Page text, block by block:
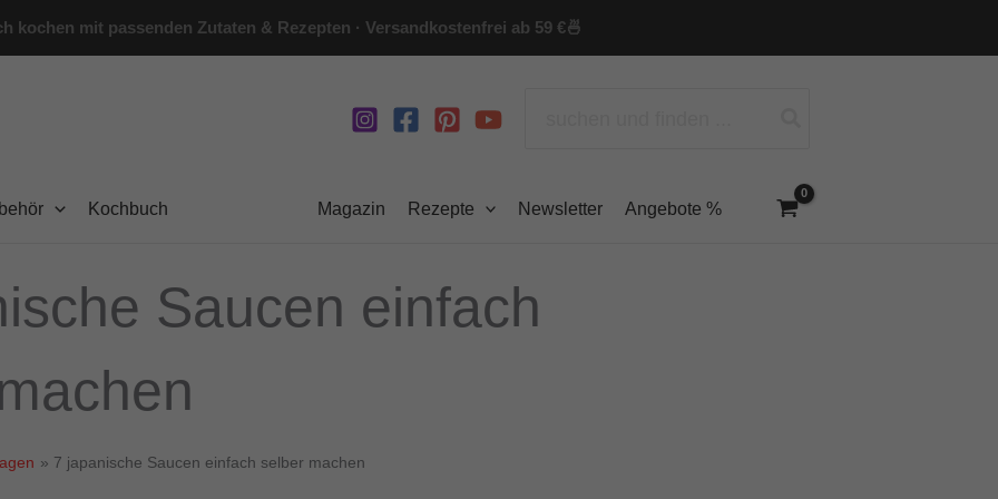
kochen mit passenden Zutaten & Rezepten · Versandkostenfrei ab 59 €🍜
Kochbuch Magazin Rezepte Newsletter Angebote %
Saucen einfach
7 japanische Saucen einfach selber machen